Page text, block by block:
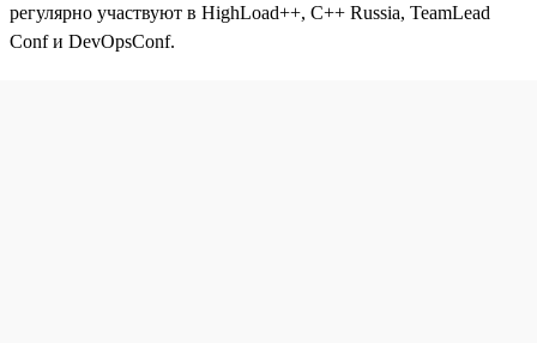
регулярно участвуют в HighLoad++, C++ Russia, TeamLead
Conf и DevOpsConf.